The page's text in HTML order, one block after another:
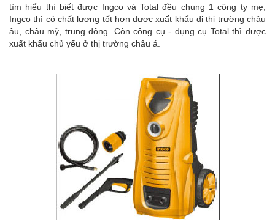
tìm hiểu thì biết được Ingco và Total đều chung 1 công ty mẹ,
Ingco thì có chất lượng tốt hơn được xuất khẩu đi thị trường châu
âu, châu mỹ, trung đông. Còn công cụ - dụng cụ Total thì được
xuất khẩu chủ yếu ở thị trường châu á.